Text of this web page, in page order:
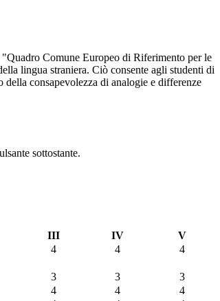
Comune Europeo di Riferimento per le
lingua straniera. Ciò consente agli studenti di
consapevolezza di analogie e differenze
sottostante.
III IV
V
4 4
4
3 3
3
4 4
4